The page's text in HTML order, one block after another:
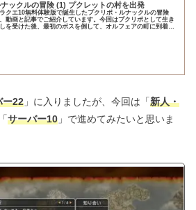
ナックルの冒険 (1) プクレットの村を出発
ラクエ10無料体験版で誕生したプクリポ・ルナックルの冒険
動画と記事でご紹介しています。今回はプクリポとして生き
を受けた後、最初のボスを倒して、オルフェアの町に到着す
ー22 」に入りましたが、今回は「新人・
サーバー10 」で進めてみたいと思いま